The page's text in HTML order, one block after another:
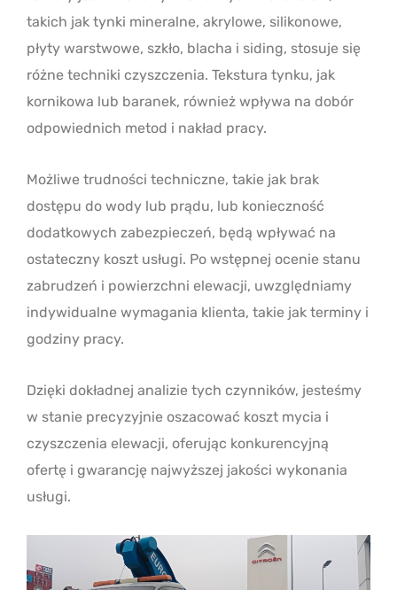
takich jak tynki mineralne, akrylowe, silikonowe,
płyty warstwowe, szkło, blacha i siding, stosuje się
różne techniki czyszczenia. Tekstura tynku, jak
kornikowa lub baranek, również wpływa na dobór
odpowiednich metod i nakład pracy.
Możliwe trudności techniczne, takie jak brak
dostępu do wody lub prądu, lub konieczność
dodatkowych zabezpieczeń, będą wpływać na
ostateczny koszt usługi. Po wstępnej ocenie stanu
zabrudzeń i powierzchni elewacji, uwzględniamy
indywidualne wymagania klienta, takie jak terminy i
godziny pracy.
Dzięki dokładnej analizie tych czynników, jesteśmy
w stanie precyzyjnie oszacować koszt mycia i
czyszczenia elewacji, oferując konkurencyjną
ofertę i gwarancję najwyższej jakości wykonania
usługi.